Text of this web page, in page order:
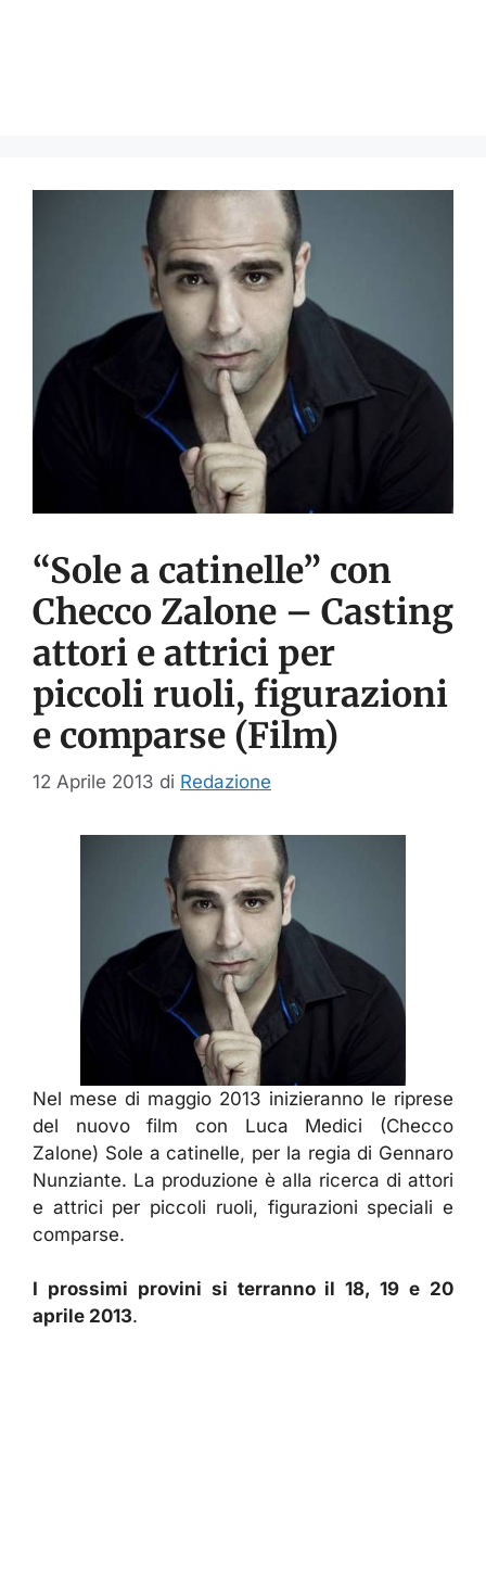
“Sole a catinelle” con
Checco Zalone – Casting
attori e attrici per
piccoli ruoli, figurazioni
e comparse (Film)
12 Aprile 2013 di Redazione
Nel mese di maggio 2013 inizieranno le riprese
del nuovo film con Luca Medici (Checco
Zalone) Sole a catinelle, per la regia di Gennaro
Nunziante. La produzione è alla ricerca di attori
e attrici per piccoli ruoli, figurazioni speciali e
comparse.
I prossimi provini si terranno il 18, 19 e 20
aprile 2013.